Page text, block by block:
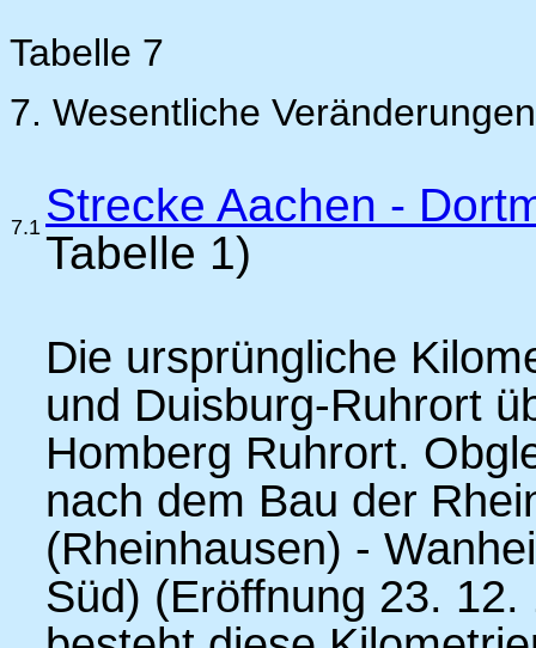
Tabelle 7
7. Wesentliche
7.1 Strecke Aachen -
Tabelle 1)
Die ursprüngliche
und Duisburg-Ruhrort
Homberg ­Ruhrort.
nach dem Bau der
(Rheinhausen) -
Süd) (Eröffnung 23.